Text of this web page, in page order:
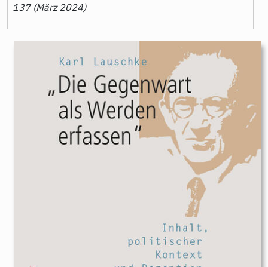
137 (März 2024)
9783896910851.jpeg